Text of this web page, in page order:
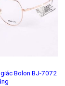
Bolon BJ-7072